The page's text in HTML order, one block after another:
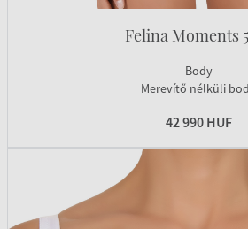
Felina Moments
Body
Merevítő nélküli
42 990 HUF